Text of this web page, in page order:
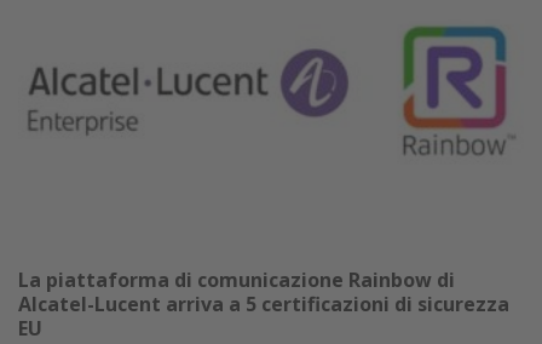
La piattaforma di comunicazione Rainbow di
Alcatel-Lucent arriva a 5 certificazioni di sicurezza
EU